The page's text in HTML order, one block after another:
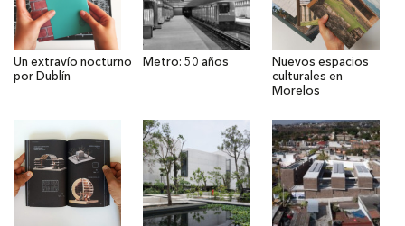
Un extravío nocturno
por Dublín
Metro: 50 años
Nuevos espacios
culturales en
Morelos